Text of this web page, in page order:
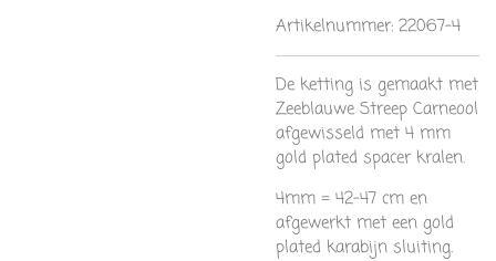
Artikelnummer: 22067-4
De ketting is gemaakt met
Zeeblauwe Streep Carneool
afgewisseld met 4 mm
gold plated spacer kralen.
4mm = 42-47 cm en
afgewerkt met een gold
plated karabijn sluiting.